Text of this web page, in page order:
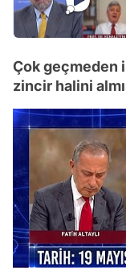
Çok geçmeden
zincir halini